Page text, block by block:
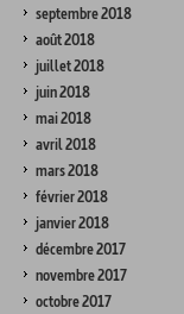
septembre 2018
août 2018
juillet 2018
juin 2018
mai 2018
avril 2018
mars 2018
février 2018
janvier 2018
décembre 2017
novembre 2017
octobre 2017